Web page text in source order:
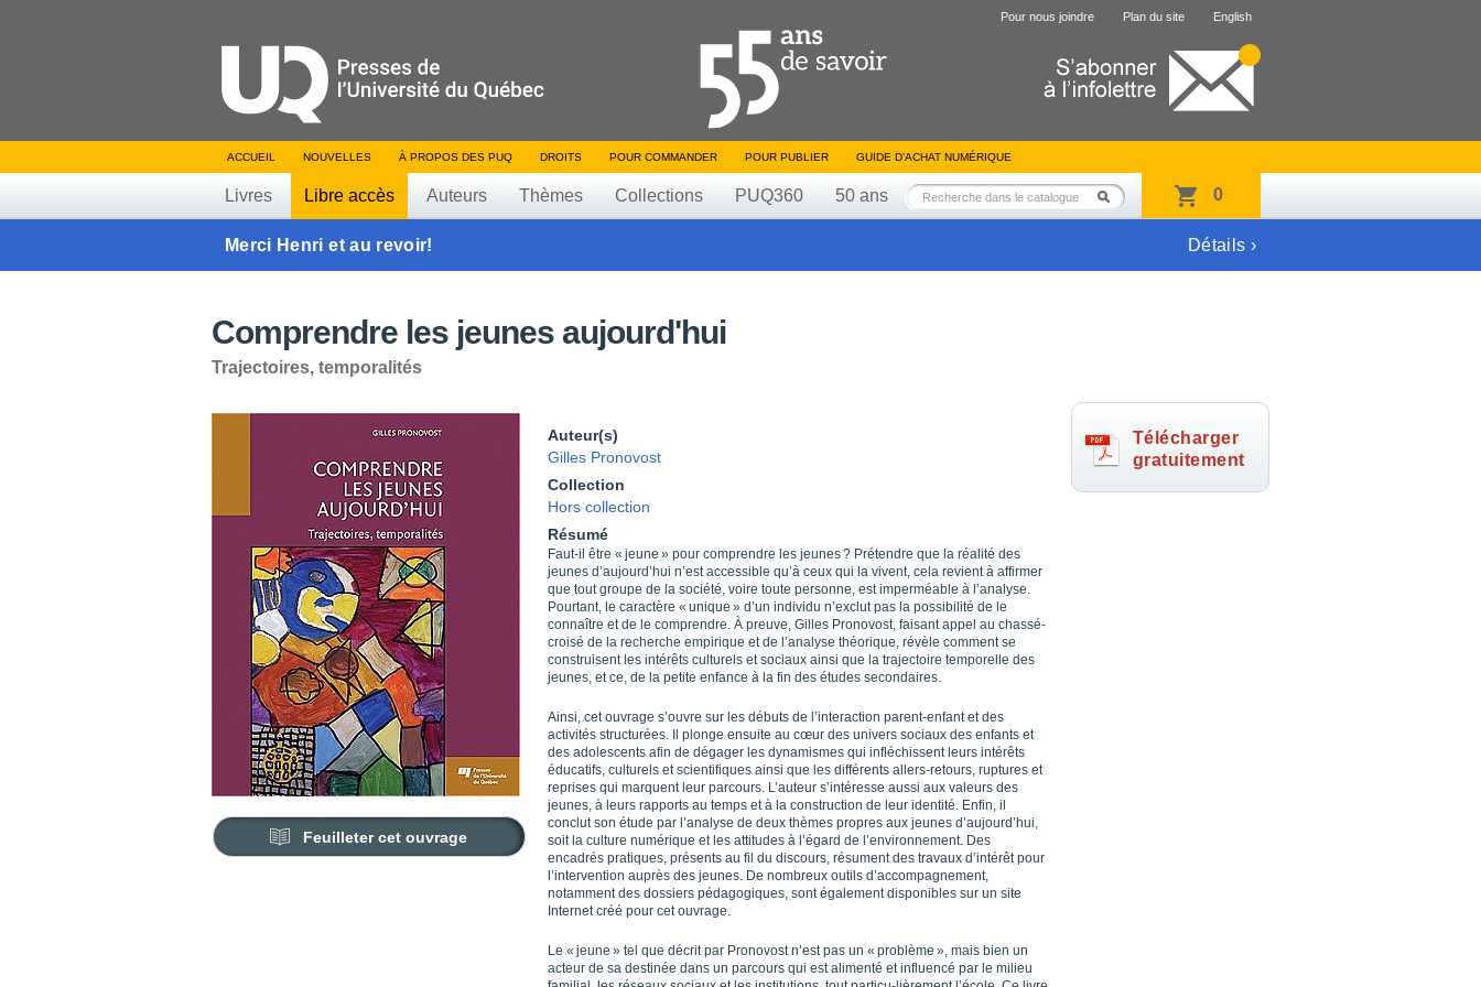
Pour nous joindre Plan du site English
ACCUEIL NOUVELLES À PROPOS DES PUQ DROITS POUR COMMANDER POUR PUBLIER GUIDE D’ACHAT NUMÉRIQUE
Livres Libre accès Auteurs Thèmes Collections PUQ360 50 ans 0
Merci Henri et au revoir! Détails ›
Comprendre les jeunes aujourd'hui
Trajectoires, temporalités
Feuilleter cet ouvrage
Auteur(s)
Gilles Pronovost
Collection
Hors collection
Résumé
Faut-il être « jeune » pour comprendre les jeunes ? Prétendre que la réalité des
jeunes d’aujourd’hui n’est accessible qu’à ceux qui la vivent, cela revient à affirmer
que tout groupe de la société, voire toute personne, est imperméable à l’analyse.
Pourtant, le caractère « unique » d’un individu n’exclut pas la possibilité de le
connaître et de le comprendre. À preuve, Gilles Pronovost, faisant appel au chassé-
croisé de la recherche empirique et de l’analyse théorique, révèle comment se
construisent les intérêts culturels et sociaux ainsi que la trajectoire temporelle des
jeunes, et ce, de la petite enfance à la fin des études secondaires.
Ainsi, cet ouvrage s’ouvre sur les débuts de l’interaction parent-enfant et des
activités structurées. Il plonge ensuite au cœur des univers sociaux des enfants et
des adolescents afin de dégager les dynamismes qui infléchissent leurs intérêts
éducatifs, culturels et scientifiques ainsi que les différents allers-retours, ruptures et
reprises qui marquent leur parcours. L’auteur s’intéresse aussi aux valeurs des
jeunes, à leurs rapports au temps et à la construction de leur identité. Enfin, il
conclut son étude par l’analyse de deux thèmes propres aux jeunes d’aujourd’hui,
soit la culture numérique et les attitudes à l’égard de l’environnement. Des
encadrés pratiques, présents au fil du discours, résument des travaux d’intérêt pour
l’intervention auprès des jeunes. De nombreux outils d’accompagnement,
notamment des dossiers pédagogiques, sont également disponibles sur un site
Internet créé pour cet ouvrage.
Le « jeune » tel que décrit par Pronovost n’est pas un « problème », mais bien un
acteur de sa destinée dans un parcours qui est alimenté et influencé par le milieu
Télécharger
gratuitement